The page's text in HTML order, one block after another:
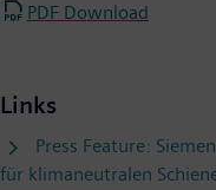
PDF Download
Links
Press Feature:
für klimaneutralen